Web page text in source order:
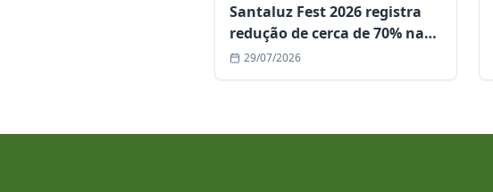
Santaluz Fest 2026 registra
redução de cerca de 70% nas
ocorrências e consolida
edição mais segura da
29/07/2026